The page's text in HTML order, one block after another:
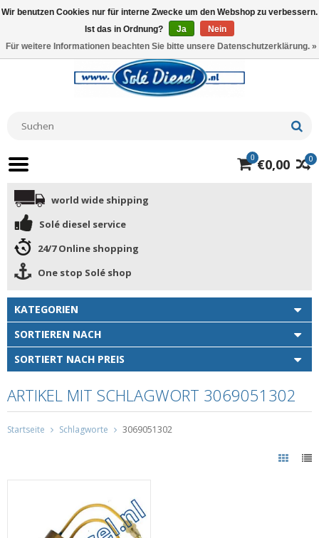
0
0 €0,00
world wide shipping
Solé diesel service
24/7 Online shopping
One stop Solé shop
KATEGORIEN
SORTIEREN NACH
SORTIERT NACH PREIS
ARTIKEL MIT SCHLAGWORT 3069051302
Startseite Schlagworte 3069051302
Wir benutzen Cookies nur für interne Zwecke um den Webshop zu verbessern.
Ist das in Ordnung?
Ja
Nein
Für weitere Informationen beachten Sie bitte unsere Datenschutzerklärung. »